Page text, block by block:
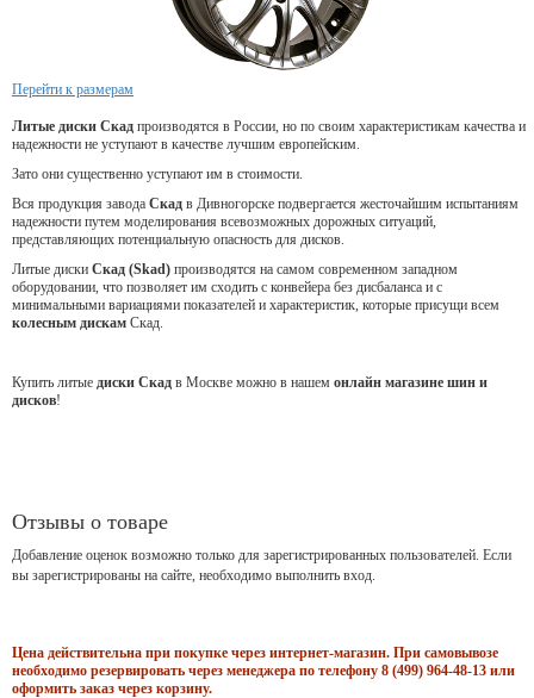
Перейти к размерам
Литые диски Скад производятся в России, но по своим характеристикам качества и
надежности не уступают в качестве лучшим европейским.
Зато они существенно уступают им в стоимости.
Вся продукция завода Скад в Дивногорске подвергается жесточайшим испытаниям
надежности путем моделирования всевозможных дорожных ситуаций,
представляющих потенциальную опасность для дисков.
Литые диски Скад (Skad) производятся на самом современном западном
оборудовании, что позволяет им сходить с конвейера без дисбаланса и с
минимальными вариациями показателей и характеристик, которые присущи всем
колесным дискам Скад.
Купить литые диски Скад в Москве можно в нашем онлайн магазине шин и
дисков!
Отзывы о товаре
Добавление оценок возможно только для зарегистрированных пользователей. Если
вы зарегистрированы на сайте, необходимо выполнить вход.
Цена действительна при покупке через интернет-магазин. При самовывозе
необходимо резервировать через менеджера по телефону 8 (499) 964-48-13 или
оформить заказ через корзину.